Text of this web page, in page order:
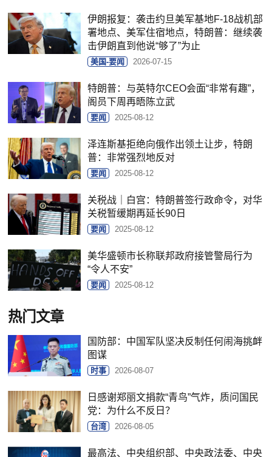
伊朗报复：袭击约旦美军基地F-18战机部
署地点、美军住宿地点，特朗普：继续袭
击伊朗直到他说“够了”为止
美国-要闻 2026-07-15
特朗普：与英特尔CEO会面“非常有趣”，
阁员下周再晤陈立武
要闻 2025-08-12
泽连斯基拒绝向俄作出领土让步，特朗
普：非常强烈地反对
要闻 2025-08-12
关税战｜白宫：特朗普签行政命令，对华
关税暂缓期再延长90日
要闻 2025-08-12
美华盛顿市长称联邦政府接管警局行为
“令人不安”
要闻 2025-08-12
热门文章
国防部：中国军队坚决反制任何闹海挑衅
图谋
时事 2026-08-07
日感谢郑丽文捐款“青鸟”气炸，质问国民
党：为什么不反日？
台湾 2026-08-05
最高法、中央组织部、中央政法委、中央